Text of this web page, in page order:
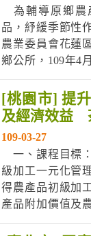
為輔導原鄉農
品，紓緩季節性
農業委員會花蓮
鄉公所，109年4
加工班，有來自
鎮有興趣的農友
產品穩定供應及
杜麗華場長表示
花蓮縣約1/3，是
[桃園市] 提
及經濟效益
109-03-27
一、課程目標
級加工一元化管
得農產品初級加
產品附加價值及
農對食品衛生安